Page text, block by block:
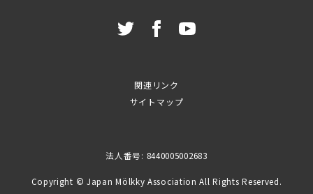
関連リンク
サイトマップ
法人番号: 8440005002683
Copyright © Japan Mölkky Association All Rights Reserved.